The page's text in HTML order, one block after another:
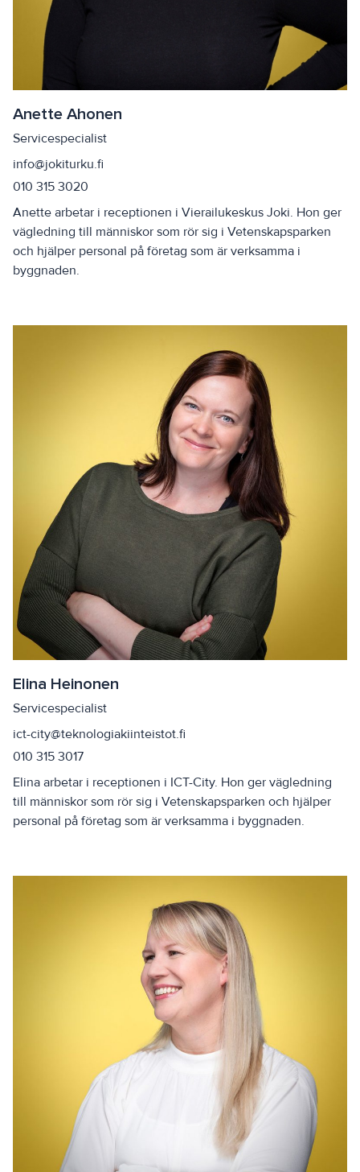
Anette Ahonen
Servicespecialist
info@jokiturku.fi
010 315 3020
Anette arbetar i receptionen i Vierailukeskus Joki. Hon ger
vägledning till människor som rör sig i Vetenskapsparken
och hjälper personal på företag som är verksamma i
byggnaden.
Elina Heinonen
Servicespecialist
ict-city@teknologiakiinteistot.fi
010 315 3017
Elina arbetar i receptionen i ICT-City. Hon ger vägledning
till människor som rör sig i Vetenskapsparken och hjälper
personal på företag som är verksamma i byggnaden.